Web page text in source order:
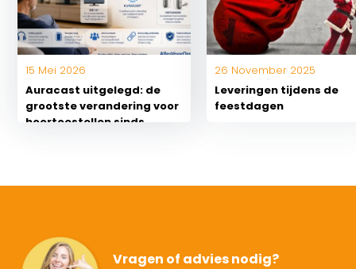
15 Mei 2026
Auracast uitgelegd: de
grootste verandering voor
hoortoestellen sinds
26 November 2025
Leveringen tijdens de
feestdagen
Vragen of advies nodig?